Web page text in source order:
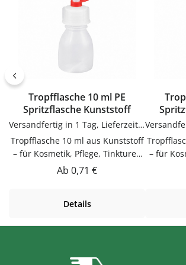
Gebrauch reinigenGut trocknen
lassenJetzt bestellenBestelle
Trichter bequem online bei
Tropfflasche 10 ml PE
Spritzflasche Kunststoff
Versandfertig in 1 Tag, Lieferzeit 1-3 Tage
Tropfflasche 10 ml aus Kunststoff
– für Kosmetik, Pflege, Tinkturen
& ÖleDieser Tropfflasche 10 ml
Hochwertig verarbeitet und für
langlebig.Produktdetails auf
Regulärer Preis:
Ab 0,71 €
Details
– für
&